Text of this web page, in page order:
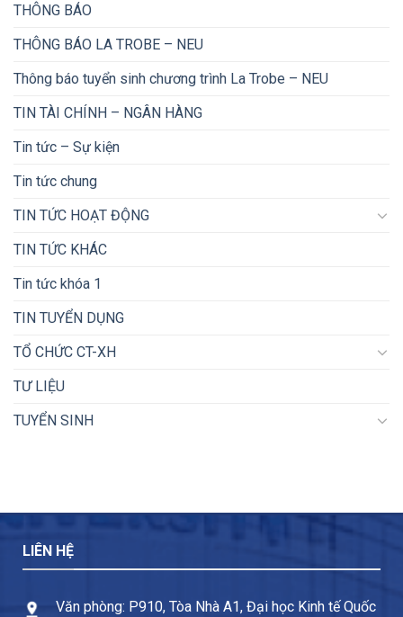
THÔNG BÁO
THÔNG BÁO LA TROBE – NEU
Thông báo tuyển sinh chương trình La Trobe – NEU
TIN TÀI CHÍNH – NGÂN HÀNG
Tin tức – Sự kiện
Tin tức chung
TIN TỨC HOẠT ĐỘNG
TIN TỨC KHÁC
Tin tức khóa 1
TIN TUYỂN DỤNG
TỔ CHỨC CT-XH
TƯ LIỆU
TUYỂN SINH
LIÊN HỆ
Văn phòng: P910, Tòa Nhà A1, Đại học Kinh tế Quốc